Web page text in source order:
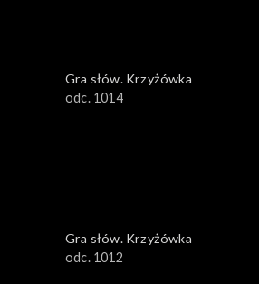
Gra słów. Krzyżówka
odc. 1014
Gra słów. Krzyżówka
odc. 1012